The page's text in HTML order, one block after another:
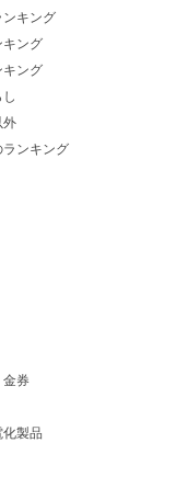
キング
キング
キング
外
ランキング
金券
化製品